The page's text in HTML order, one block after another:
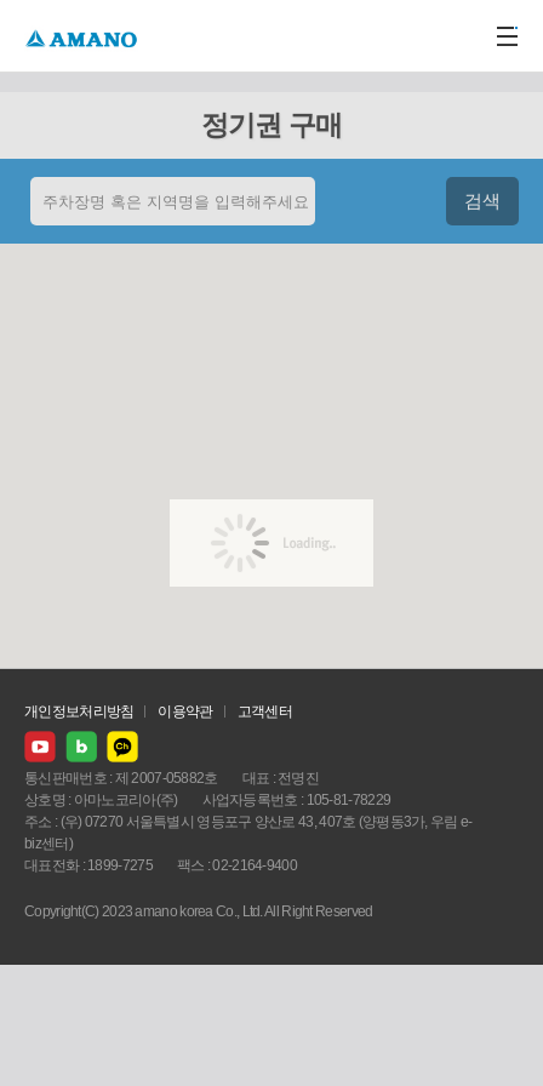
정기권 구매
개인정보처리방침 이용약관 고객센터
통신판매번호 : 제 2007-05882호
대표 : 전명진
상호명 : 아마노코리아(주)
사업자등록번호 : 105-81-78229
주소 : (우) 07270 서울특별시 영등포구 양산로 43, 407호 (양평동3가, 우림 e-
biz센터)
대표전화 : 1899-7275
팩스 : 02-2164-9400
Copyright(C) 2023 amano korea Co., Ltd. All Right Reserved